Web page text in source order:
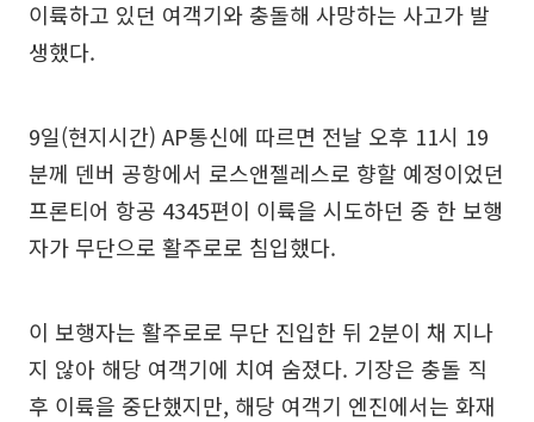
이륙하고 있던 여객기와 충돌해 사망하는 사고가 발
생했다.
9일(현지시간) AP통신에 따르면 전날 오후 11시 19
분께 덴버 공항에서 로스앤젤레스로 향할 예정이었던
프론티어 항공 4345편이 이륙을 시도하던 중 한 보행
자가 무단으로 활주로로 침입했다.
이 보행자는 활주로로 무단 진입한 뒤 2분이 채 지나
지 않아 해당 여객기에 치여 숨졌다. 기장은 충돌 직
후 이륙을 중단했지만, 해당 여객기 엔진에서는 화재